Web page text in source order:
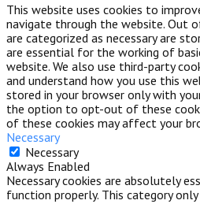
This website uses cookies to
navigate through the website. Out
are categorized as necessary are
are essential for the working of
website. We also use third-party
and understand how you use this
stored in your browser only with
the option to opt-out of these
of these cookies may affect your
Necessary
Necessary
Always Enabled
Necessary cookies are absolutely
function properly. This category